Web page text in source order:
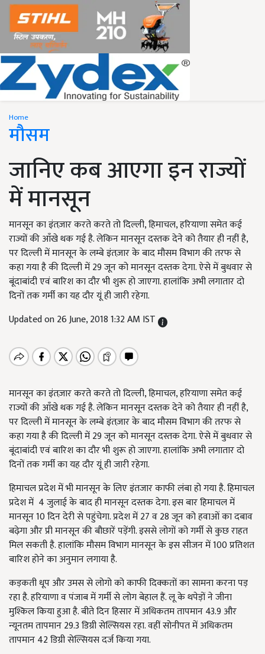
Home
मौसम
जानिए कब आएगा इन राज्यों
में मानसून
मानसून का इंतज़ार करते करते तो दिल्ली, हिमाचल, हरियाणा समेत कई
राज्यों की आँखे थक गई है. लेकिन मानसून दस्तक देने को तैयार ही नहीं है,
पर दिल्ली में मानसून के लम्बे इंतज़ार के बाद मौसम विभाग की तरफ से
कहा गया है की दिल्ली में 29 जून को मानसून दस्तक देगा. ऐसे में बुधवार से
बूंदाबांदी एवं बारिश का दौर भी शुरू हो जाएगा. हालांकि अभी लगातार दो
दिनों तक गर्मी का यह दौर यूं ही जारी रहेगा.
Updated on 26 June, 2018 1:32 AM IST
मानसून का इंतज़ार करते करते तो दिल्ली, हिमाचल, हरियाणा समेत कई
राज्यों की आँखे थक गई है. लेकिन मानसून दस्तक देने को तैयार ही नहीं है,
पर दिल्ली में मानसून के लम्बे इंतज़ार के बाद मौसम विभाग की तरफ से
कहा गया है की दिल्ली में 29 जून को मानसून दस्तक देगा. ऐसे में बुधवार से
बूंदाबांदी एवं बारिश का दौर भी शुरू हो जाएगा. हालांकि अभी लगातार दो
दिनों तक गर्मी का यह दौर यूं ही जारी रहेगा.
हिमाचल प्रदेश में भी मानसून के लिए इंतजार काफी लंबा हो गया है. हिमाचल
प्रदेश में 4 जुलाई के बाद ही मानसून दस्तक देगा. इस बार हिमाचल में
मानसून 10 दिन देरी से पहुंचेगा. प्रदेश में 27 व 28 जून को हवाओं का दबाव
बढ़ेगा और प्री मानसून की बौछारें पड़ेंगी. इससे लोगों को गर्मी से कुछ राहत
मिल सकती है. हालांकि मौसम विभाग मानसून के इस सीजन में 100 प्रतिशत
बारिश होने का अनुमान लगाया है.
कड़कती धूप और उमस से लोगो को काफी दिक्कतों का सामना करना पड़
रहा है. हरियाणा व पंजाब में गर्मी से लोग बेहाल हैं. लू के थपेड़ों ने जीना
मुश्किल किया हुआ है. बीते दिन हिसार में अधिकतम तापमान 43.9 और
न्यूनतम तापमान 29.3 डिग्री सेल्सियस रहा. वहीं सोनीपत में अधिकतम
तापमान 42 डिग्री सेल्सियस दर्ज किया गया.